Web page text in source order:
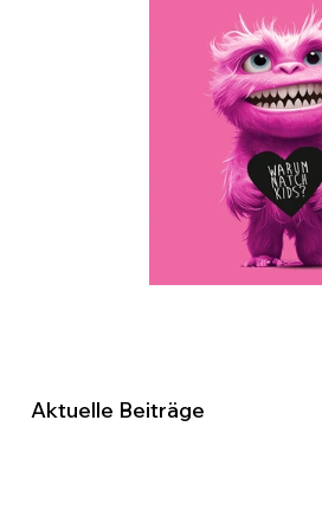
Aktuelle Beiträge